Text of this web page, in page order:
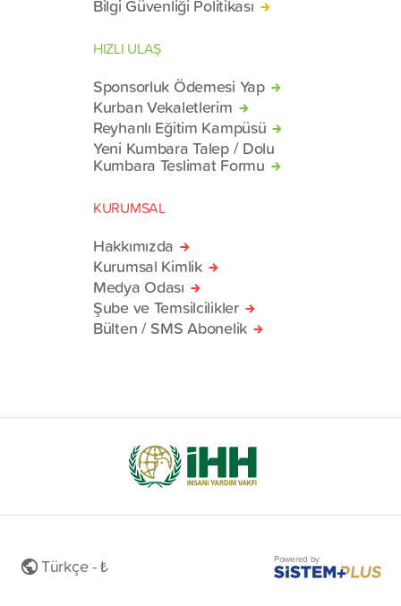
Bilgi Güvenliği Politikası
HIZLI ULAŞ
Sponsorluk Ödemesi Yap
Kurban Vekaletlerim
Reyhanlı Eğitim Kampüsü
Yeni Kumbara Talep / Dolu
Kumbara Teslimat Formu
KURUMSAL
Hakkımızda
Kurumsal Kimlik
Medya Odası
Şube ve Temsilcilikler
Bülten / SMS Abonelik
Türkçe - ₺ Powered by